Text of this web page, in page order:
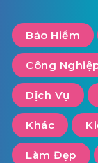
Bảo Hiểm
Công
Dịch Vụ
Khác
Làm Đẹp